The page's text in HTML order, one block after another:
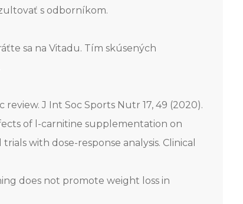
s odborníkom.
sa na Vitadu. Tím skúsených
review. J Int Soc Sports Nutr 17, 49 (2020).
of l-carnitine supplementation on
with dose-response analysis. Clinical
does not promote weight loss in